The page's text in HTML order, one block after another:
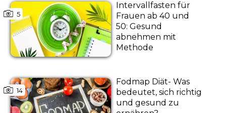
5
Intervallfasten für
Frauen ab 40 und
50: Gesund
abnehmen mit
Methode
14
Fodmap Diät- Was
bedeutet, sich richtig
und gesund zu